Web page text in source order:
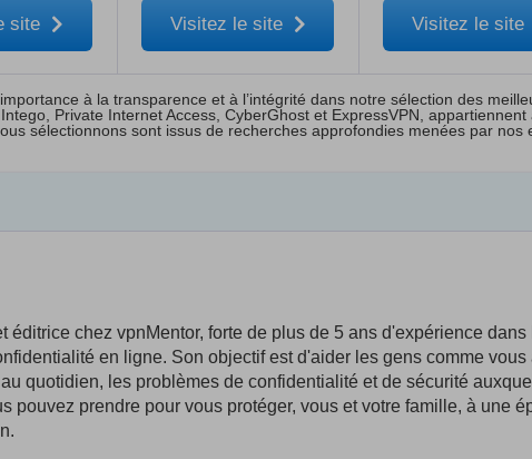
site Visitez le site Visitez le site
à la transparence et à l’intégrité dans notre sélection des
Private Internet Access, CyberGhost et ExpressVPN, appartiennent
sélectionnons sont issus de recherches approfondies menées par nos
éditrice chez vpnMentor, forte de plus de 5 ans d'expérience dans
en ligne. Son objectif est d'aider les gens comme vous
quotidien, les problèmes de confidentialité et de sécurité
pouvez prendre pour vous protéger, vous et votre famille, à une